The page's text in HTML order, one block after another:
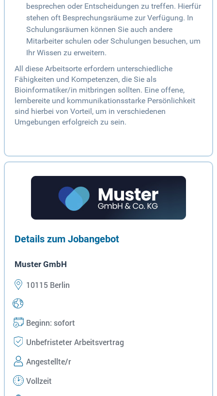
besprechen oder Entscheidungen zu treffen. Hierfür
stehen oft Besprechungsräume zur Verfügung. In
Schulungsräumen können Sie auch andere
Mitarbeiter schulen oder Schulungen besuchen, um
Ihr Wissen zu erweitern.
All diese Arbeitsorte erfordern unterschiedliche
Fähigkeiten und Kompetenzen, die Sie als
Bioinformatiker/in mitbringen sollten. Eine offene,
lernbereite und kommunikationsstarke Persönlichkeit
sind hierbei von Vorteil, um in verschiedenen
Umgebungen erfolgreich zu sein.
Details zum Jobangebot
Muster GmbH
10115 Berlin
Beginn: sofort
Unbefristeter Arbeitsvertrag
Angestellte/r
Vollzeit